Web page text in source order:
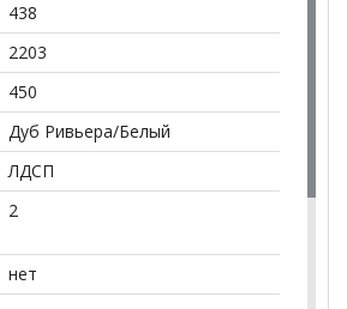
ЛДСП
/ пеналов:
2
438
2203
450
Дуб Ривьера/Белый
ЛДСП
2
нет